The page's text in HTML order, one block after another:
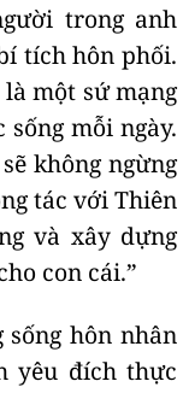
trong anh
tích hôn phối.
một sứ mạng
mỗi ngày.
không ngừng
tác với Thiên
và xây dựng
con cái.”
hôn nhân
yêu đích thực